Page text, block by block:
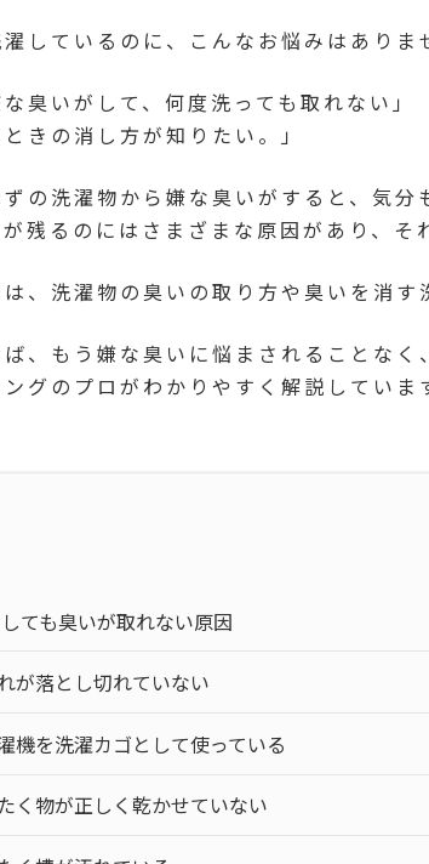
新
:
しているのに、こんなお悩みはありま
な臭いがして、何度洗っても取れない」
ときの消し方が知りたい。」
の洗濯物から嫌な臭いがすると、気分
残るのにはさまざまな原因があり、そ
、洗濯物の臭いの取り方や臭いを消す
、もう嫌な臭いに悩まされることなく
グのプロがわかりやすく解説していま
ても臭いが取れない原因
が落とし切れていない
機を洗濯カゴとして使っている
く物が正しく乾かせていない